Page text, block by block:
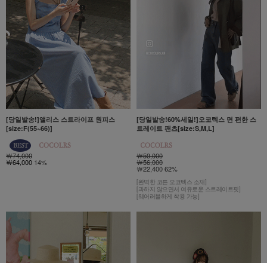
[당일발송!]앨리스 스트라이프 원피스
[size:F(55~66)]
￦74,000
￦64,000 14%
[당일발송!60%세일!]오코텍스 면 편한 스
트레이트 팬츠[size:S,M,L]
￦59,000
￦56,000
￦22,400 62%
[완벽한 코튼 오코텍스 소재]
[과하지 않으면서 여유로운 스트레이트핏]
[웨어러블하게 착용 가능]